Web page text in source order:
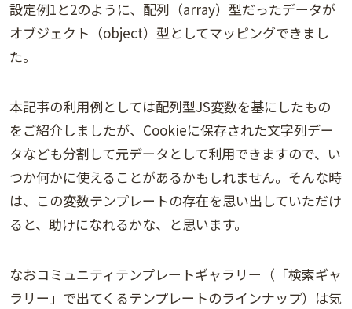
設定例1と2のように、配列（array）型だったデータが
オブジェクト（object）型としてマッピングできまし
た。
本記事の利用例としては配列型JS変数を基にしたもの
をご紹介しましたが、Cookieに保存された文字列デー
タなども分割して元データとして利用できますので、い
つか何かに使えることがあるかもしれません。そんな時
は、この変数テンプレートの存在を思い出していただけ
ると、助けになれるかな、と思います。
なおコミュニティテンプレートギャラリー（「検索ギャ
ラリー」で出てくるテンプレートのラインナップ）は気